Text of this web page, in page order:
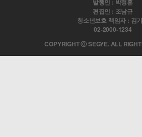
발행인 : 박정훈
편집인 : 조남규
청소년보호 책임자 : 김
02-2000-1234
COPYRIGHT ⓒ SEGYE. ALL